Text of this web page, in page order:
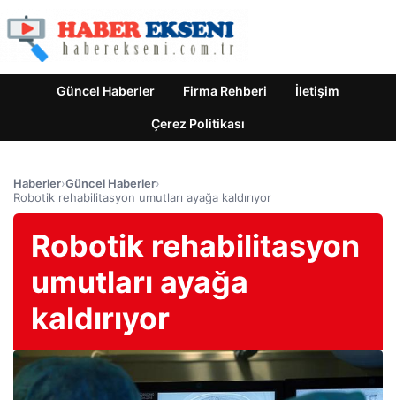
Güncel Haberler Firma Rehberi İletişim
Çerez Politikası
Haberler›Güncel Haberler›
Robotik rehabilitasyon umutları ayağa kaldırıyor
Robotik rehabilitasyon
umutları ayağa
kaldırıyor